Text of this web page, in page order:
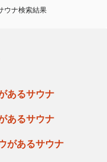
ウナ検索結果
あるサウナ
あるサウナ
があるサウナ